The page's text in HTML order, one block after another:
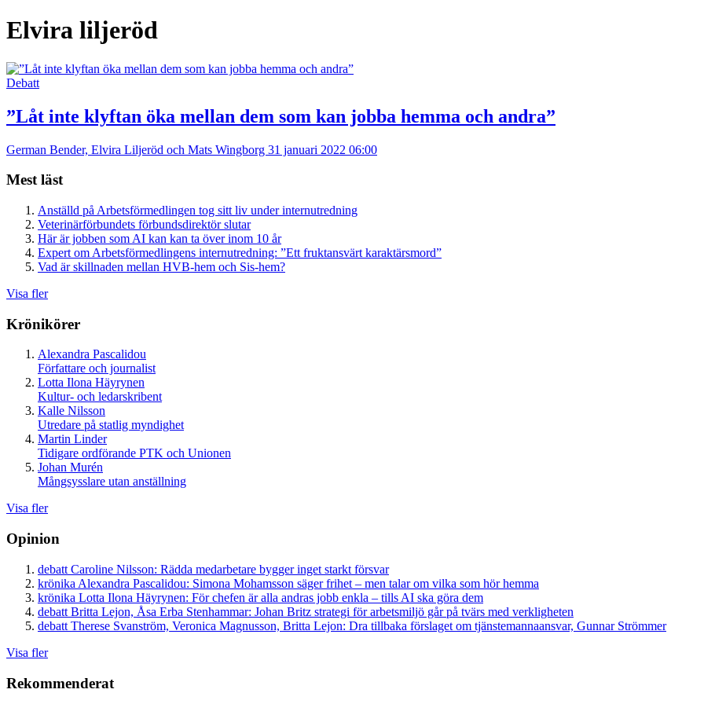
Elvira liljeröd
Debatt
”Låt inte klyftan öka mellan dem som kan jobba hemma och andra”
German Bender, Elvira Liljeröd och Mats Wingborg 31 januari 2022 06:00
Mest läst
Anställd på Arbetsförmedlingen tog sitt liv under internutredning
Veterinärförbundets förbundsdirektör slutar
Här är jobben som AI kan kan ta över inom 10 år
Expert om Arbetsförmedlingens internutredning: ”Ett fruktansvärt karaktärsmord”
Vad är skillnaden mellan HVB-hem och Sis-hem?
Visa fler
Krönikörer
Alexandra Pascalidou
Författare och journalist
Lotta Ilona Häyrynen
Kultur- och ledarskribent
Kalle Nilsson
Utredare på statlig myndighet
Martin Linder
Tidigare ordförande PTK och Unionen
Johan Murén
Mångsysslare utan anställning
Visa fler
Opinion
debatt Caroline Nilsson: Rädda medarbetare bygger inget starkt försvar
krönika Alexandra Pascalidou: Simona Mohamsson säger frihet – men talar om vilka som hör hemma
krönika Lotta Ilona Häyrynen: För chefen är alla andras jobb enkla – tills AI ska göra dem
debatt Britta Lejon, Åsa Erba Stenhammar: Johan Britz strategi för arbetsmiljö går på tvärs med verkligheten
debatt Therese Svanström, Veronica Magnusson, Britta Lejon: Dra tillbaka förslaget om tjänstemannaansvar, Gunnar Strömmer
Visa fler
Rekommenderat